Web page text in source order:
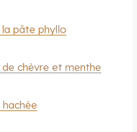
pâte phyllo
chèvre et menthe